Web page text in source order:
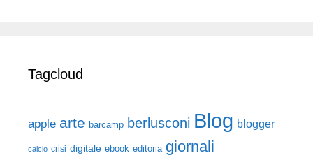
Tagcloud
apple arte barcamp berlusconi Blog blogger
calcio crisi digitale ebook editoria giornali